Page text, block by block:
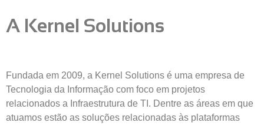
A Kernel Solutions
Fundada em 2009, a Kernel Solutions é uma empresa de
Tecnologia da Informação com foco em projetos
relacionados a Infraestrutura de TI. Dentre as áreas em que
atuamos estão as soluções relacionadas às plataformas